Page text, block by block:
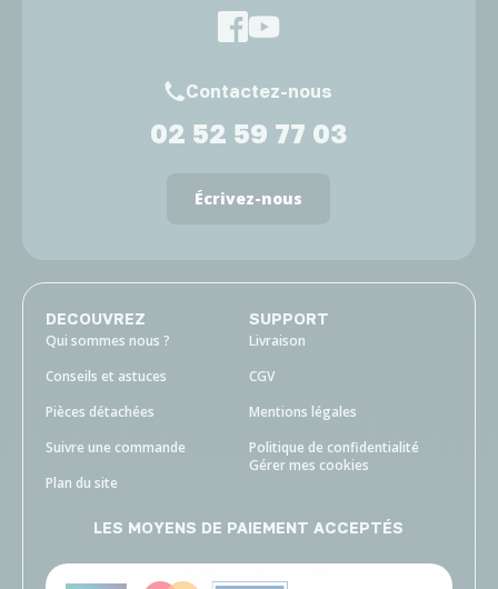
Contactez-nous
02 52 59 77 03
Écrivez-nous
DECOUVREZ
Qui sommes nous ?
Conseils et astuces
Pièces détachées
Suivre une commande
Plan du site
SUPPORT
Livraison
CGV
Mentions légales
Politique de confidentialité
Gérer mes cookies
LES MOYENS DE PAIEMENT ACCEPTÉS